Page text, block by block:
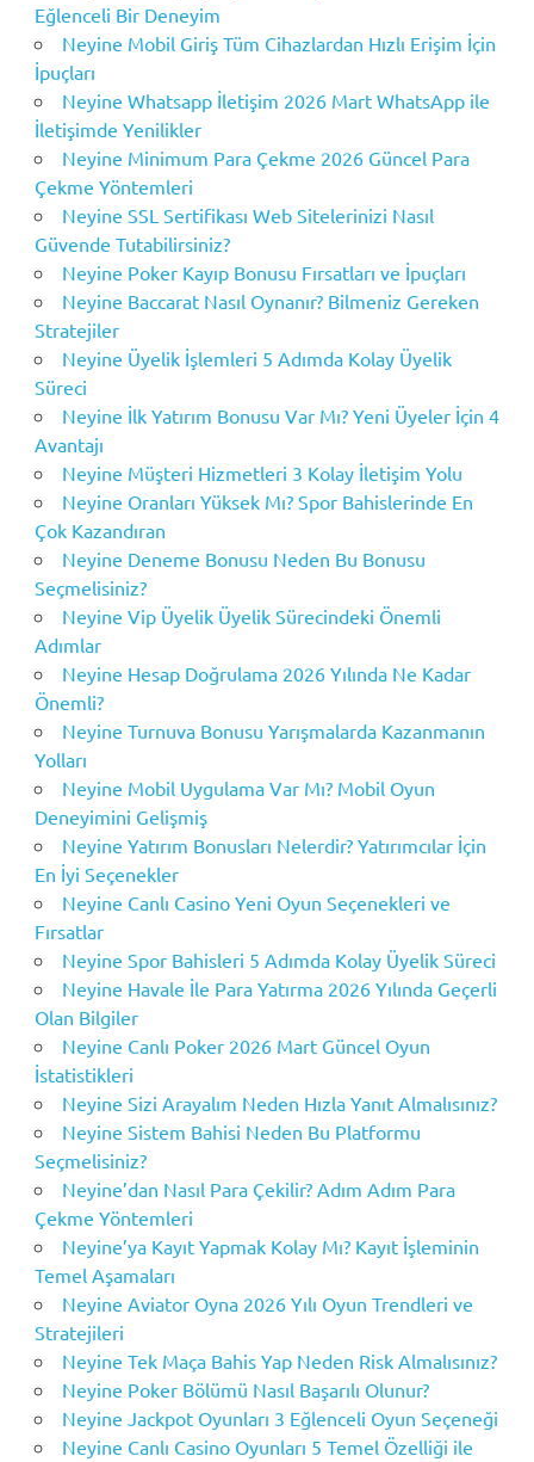
Eğlenceli Bir Deneyim
Neyine Mobil Giriş Tüm Cihazlardan Hızlı Erişim İçin
İpuçları
Neyine Whatsapp İletişim 2026 Mart WhatsApp ile
İletişimde Yenilikler
Neyine Minimum Para Çekme 2026 Güncel Para
Çekme Yöntemleri
Neyine SSL Sertifikası Web Sitelerinizi Nasıl
Güvende Tutabilirsiniz?
Neyine Poker Kayıp Bonusu Fırsatları ve İpuçları
Neyine Baccarat Nasıl Oynanır? Bilmeniz Gereken
Stratejiler
Neyine Üyelik İşlemleri 5 Adımda Kolay Üyelik
Süreci
Neyine İlk Yatırım Bonusu Var Mı? Yeni Üyeler İçin 4
Avantajı
Neyine Müşteri Hizmetleri 3 Kolay İletişim Yolu
Neyine Oranları Yüksek Mı? Spor Bahislerinde En
Çok Kazandıran
Neyine Deneme Bonusu Neden Bu Bonusu
Seçmelisiniz?
Neyine Vip Üyelik Üyelik Sürecindeki Önemli
Adımlar
Neyine Hesap Doğrulama 2026 Yılında Ne Kadar
Önemli?
Neyine Turnuva Bonusu Yarışmalarda Kazanmanın
Yolları
Neyine Mobil Uygulama Var Mı? Mobil Oyun
Deneyimini Gelişmiş
Neyine Yatırım Bonusları Nelerdir? Yatırımcılar İçin
En İyi Seçenekler
Neyine Canlı Casino Yeni Oyun Seçenekleri ve
Fırsatlar
Neyine Spor Bahisleri 5 Adımda Kolay Üyelik Süreci
Neyine Havale İle Para Yatırma 2026 Yılında Geçerli
Olan Bilgiler
Neyine Canlı Poker 2026 Mart Güncel Oyun
İstatistikleri
Neyine Sizi Arayalım Neden Hızla Yanıt Almalısınız?
Neyine Sistem Bahisi Neden Bu Platformu
Seçmelisiniz?
Neyine’dan Nasıl Para Çekilir? Adım Adım Para
Çekme Yöntemleri
Neyine’ya Kayıt Yapmak Kolay Mı? Kayıt İşleminin
Temel Aşamaları
Neyine Aviator Oyna 2026 Yılı Oyun Trendleri ve
Stratejileri
Neyine Tek Maça Bahis Yap Neden Risk Almalısınız?
Neyine Poker Bölümü Nasıl Başarılı Olunur?
Neyine Jackpot Oyunları 3 Eğlenceli Oyun Seçeneği
Neyine Canlı Casino Oyunları 5 Temel Özelliği ile